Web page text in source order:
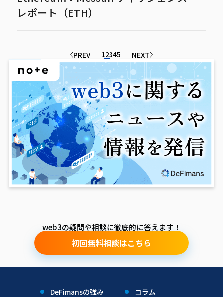
レポート（ETH）
PREV 12345 NEXT
web3の疑問や相談に徹底的に答えます！
初回無料相談はこちら
DeFimansの強み コラム